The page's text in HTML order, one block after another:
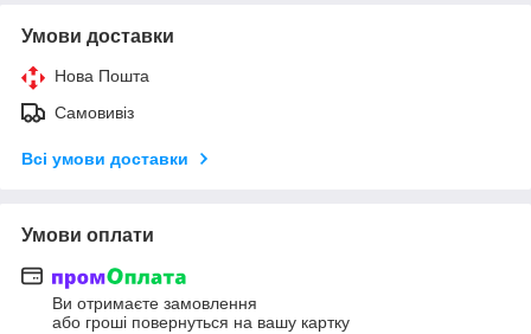
Умови доставки
Нова Пошта
Самовивіз
Всі умови доставки
Умови оплати
Ви отримаєте замовлення
або гроші повернуться на вашу картку